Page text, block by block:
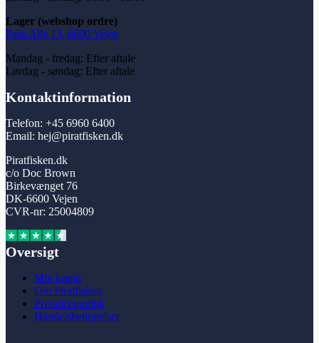
Lager (webshop ordre)
Park Alle 13, 6600 Vejen
Mandag - fredag: Efter aftale
Lørdag - søndag: Efter aftale
Kontaktinformation
Telefon: +45 6960 6400
Email: hej@piratfisken.dk
Piratfisken.dk
c/o Doc Brown
Birkevænget 76
DK-6600 Vejen
CVR-nr: 25004809
Oversigt
Min konto
Om Piratfisken
Privatlivspolitik
Handelsbetingelser